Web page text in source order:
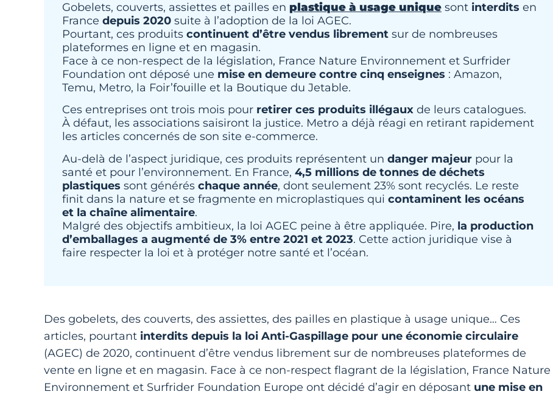
Gobelets, couverts, assiettes et pailles en plastique à usage unique sont interdits en
France depuis 2020 suite à l’adoption de la loi AGEC.
Pourtant, ces produits continuent d’être vendus librement sur de nombreuses
plateformes en ligne et en magasin.
Face à ce non-respect de la législation, France Nature Environnement et Surfrider
Foundation ont déposé une mise en demeure contre cinq enseignes : Amazon,
Temu, Metro, la Foir’fouille et la Boutique du Jetable.
Ces entreprises ont trois mois pour retirer ces produits illégaux de leurs catalogues.
À défaut, les associations saisiront la justice. Metro a déjà réagi en retirant rapidement
les articles concernés de son site e-commerce.
Au-delà de l’aspect juridique, ces produits représentent un danger majeur pour la
santé et pour l’environnement. En France, 4,5 millions de tonnes de déchets
plastiques sont générés chaque année, dont seulement 23% sont recyclés. Le reste
finit dans la nature et se fragmente en microplastiques qui contaminent les océans
et la chaîne alimentaire.
Malgré des objectifs ambitieux, la loi AGEC peine à être appliquée. Pire, la production
d’emballages a augmenté de 3% entre 2021 et 2023. Cette action juridique vise à
faire respecter la loi et à protéger notre santé et l’océan.
Des gobelets, des couverts, des assiettes, des pailles en plastique à usage unique… Ces
articles, pourtant interdits depuis la loi Anti-Gaspillage pour une économie circulaire
(AGEC) de 2020, continuent d’être vendus librement sur de nombreuses plateformes de
vente en ligne et en magasin. Face à ce non-respect flagrant de la législation, France Nature
Environnement et Surfrider Foundation Europe ont décidé d’agir en déposant une mise en